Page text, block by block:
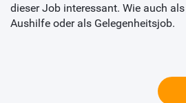
dieser Job interessant. Wie auch
Aushilfe oder als Gelegenheitsjob.